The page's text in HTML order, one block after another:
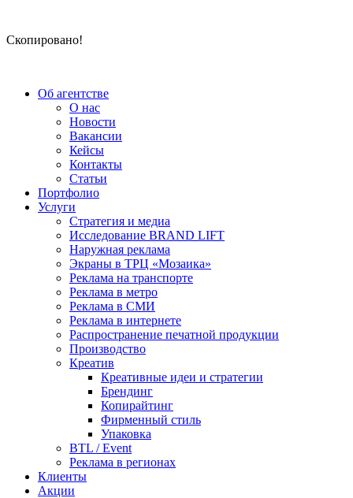
Скопировано!
Об агентстве
О нас
Новости
Вакансии
Кейсы
Контакты
Статьи
Портфолио
Услуги
Стратегия и медиа
Исследование BRAND LIFT
Наружная реклама
Экраны в ТРЦ «Мозаика»
Реклама на транспорте
Реклама в метро
Реклама в СМИ
Реклама в интернете
Распространение печатной продукции
Производство
Креатив
Креативные идеи и стратегии
Брендинг
Копирайтинг
Фирменный стиль
Упаковка
BTL / Event
Реклама в регионах
Клиенты
Акции